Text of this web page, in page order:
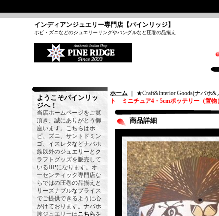
インディアンジュエリー専門店【パインリッジ】
ホピ・ズニなどのジュエリーリングやバングルなど圧巻の品揃え
ようこそパインリッ
ジへ！
当店ホームページをご覧
頂き、誠にありがとう御
座います。こちらはホ
ピ、ズニ、サントドミン
ゴ、イスレタなどナバホ
族以外のジュエリーとク
ラフトグッズを販売して
いるHPになります。オ
ーセンティック専門店な
らではの圧巻の品揃えと
リーズナブルなプライス
でご提供できるように心
がけております。ナバホ
族ジュエリーはこちらを
ホーム ｜ ★Craft&Interior Goods(ナバホ
ト ミニチュア4・5cmポッテリー（置物
商品詳細